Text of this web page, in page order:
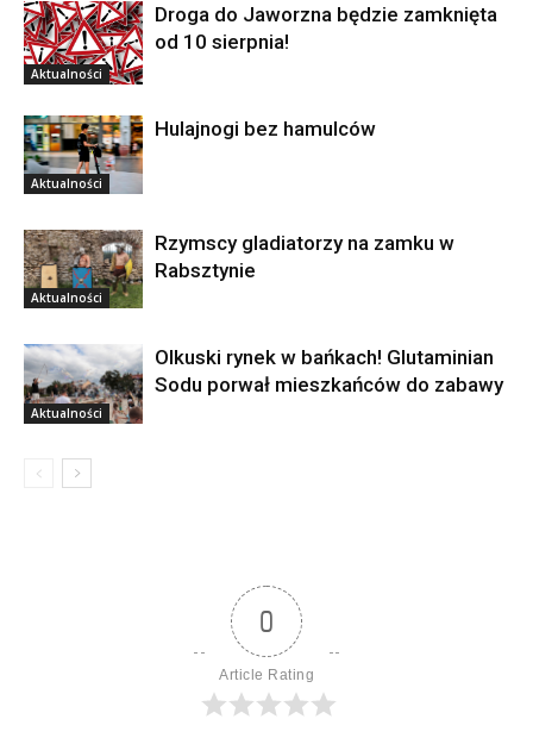
Aktualności
Droga do Jaworzna będzie zamknięta
od 10 sierpnia!
Aktualności
Hulajnogi bez hamulców
Aktualności
Rzymscy gladiatorzy na zamku w
Rabsztynie
Aktualności
Olkuski rynek w bańkach! Glutaminian
Sodu porwał mieszkańców do zabawy
0
Article Rating